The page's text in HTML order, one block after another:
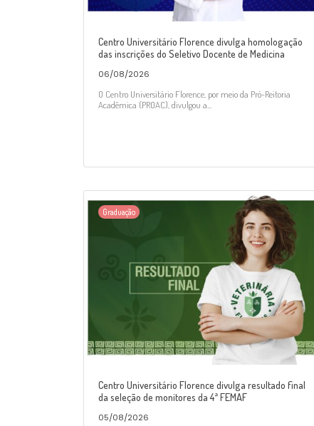
Centro Universitário Florence divulga homologação
das inscrições do Seletivo Docente de Medicina
06/08/2026
O Centro Universitário Florence, por meio da Pró-Reitoria
Acadêmica (PROAC), divulgou a...
Graduação
Centro Universitário Florence divulga resultado final
da seleção de monitores da 4ª FEMAF
05/08/2026